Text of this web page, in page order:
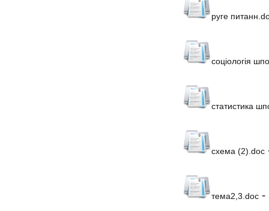
руге
соціологія
статистика
схема (2).doc
тема2,3.doc-